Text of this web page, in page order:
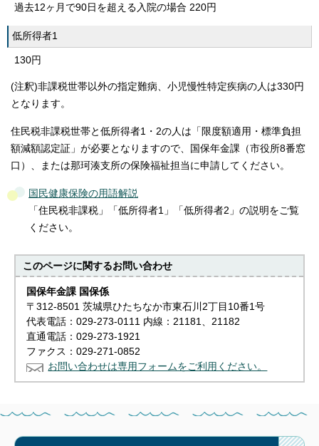
過去12ヶ月で90日を超える入院の場合 220円
低所得者1
130円
(注釈)非課税世帯以外の指定難病、小児慢性特定疾病の人は330円
となります。
住民税非課税世帯と低所得者1・2の人は「限度額適用・標準負担
額減額認定証」が必要となりますので、国保年金課（市役所8番窓
口）、または那珂湊支所の保険福祉担当に申請してください。
国民健康保険の用語解説
「住民税非課税」「低所得者1」「低所得者2」の説明をご覧
ください。
このページに関するお問い合わせ
国保年金課 国保係
〒312-8501 茨城県ひたちなか市東石川2丁目10番1号
代表電話：029-273-0111 内線：21181、21182
直通電話：029-273-1921
ファクス：029-271-0852
お問い合わせは専用フォームをご利用ください。